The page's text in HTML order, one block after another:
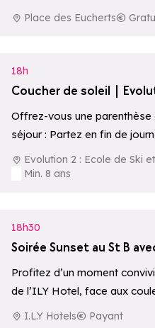
pétanque et musique. Un
Place des Eucherts
18h
Coucher de soleil |
Offrez-vous une parenthèse
séjour : Partez en fin de
centre de la station pour une
Evolution 2 : Ecole de Ski et
Min. 8 ans
18h30
Soirée Sunset au St B
Profitez d’un moment
de l’ILY Hotel, face aux
I.L.Y Hotels Payant